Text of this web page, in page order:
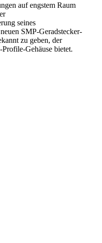
auf engstem Raum
seines
SMP-Geradstecker-
zu geben, der
Gehäuse bietet.